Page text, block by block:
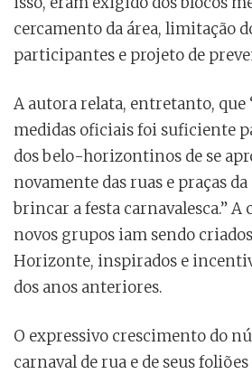
cercamento da área, limitação
participantes e projeto de
A autora relata, entretanto, que
medidas oficiais foi suficiente
dos belo-horizontinos de se
novamente das ruas e praças
brincar a festa carnavalesca.” A
novos grupos iam sendo
Horizonte, inspirados e
dos anos anteriores.
O expressivo crescimento do
carnaval de rua e de seus